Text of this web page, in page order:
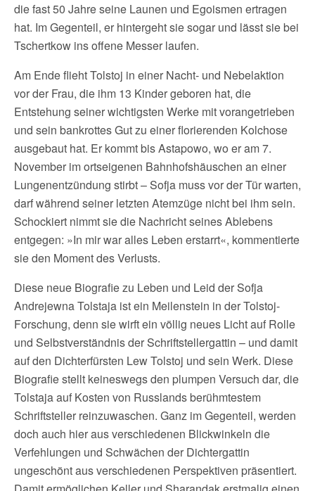
die fast 50 Jahre seine Launen und Egoismen ertragen
hat. Im Gegenteil, er hintergeht sie sogar und lässt sie bei
Tschertkow ins offene Messer laufen.
Am Ende flieht Tolstoj in einer Nacht- und Nebelaktion
vor der Frau, die ihm 13 Kinder geboren hat, die
Entstehung seiner wichtigsten Werke mit vorangetrieben
und sein bankrottes Gut zu einer florierenden Kolchose
ausgebaut hat. Er kommt bis Astapowo, wo er am 7.
November im ortseigenen Bahnhofshäuschen an einer
Lungenentzündung stirbt – Sofja muss vor der Tür warten,
darf während seiner letzten Atemzüge nicht bei ihm sein.
Schockiert nimmt sie die Nachricht seines Ablebens
entgegen: »In mir war alles Leben erstarrt«, kommentierte
sie den Moment des Verlusts.
Diese neue Biografie zu Leben und Leid der Sofja
Andrejewna Tolstaja ist ein Meilenstein in der Tolstoj-
Forschung, denn sie wirft ein völlig neues Licht auf Rolle
und Selbstverständnis der Schriftstellergattin – und damit
auf den Dichterfürsten Lew Tolstoj und sein Werk. Diese
Biografie stellt keineswegs den plumpen Versuch dar, die
Tolstaja auf Kosten von Russlands berühmtestem
Schriftsteller reinzuwaschen. Ganz im Gegenteil, werden
doch auch hier aus verschiedenen Blickwinkeln die
Verfehlungen und Schwächen der Dichtergattin
ungeschönt aus verschiedenen Perspektiven präsentiert.